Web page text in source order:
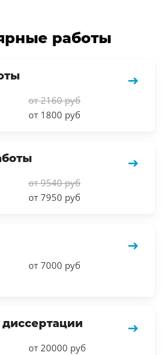
работы
от 2160 руб
от 1800 руб
от 9540 руб
от 7950 руб
от 7000 руб
от 20000 руб